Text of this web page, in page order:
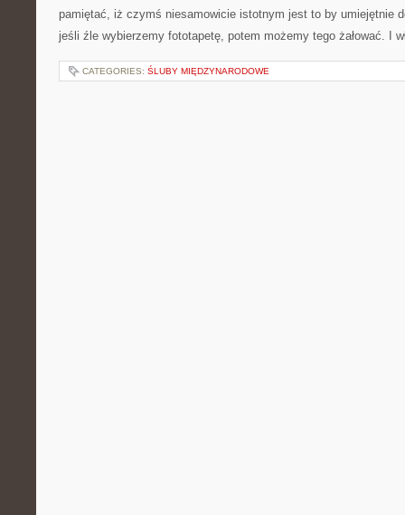
pamiętać, iż czymś niesamowicie istotnym jest to by umiejętnie
jeśli źle wybierzemy fototapetę, potem możemy tego żałować. I
CATEGORIES: ŚLUBY MIĘDZYNARODOWE